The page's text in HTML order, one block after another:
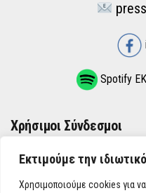
Εκτιμούμε την
Χρησιμοποιούμε cookies για
Spotify
Χρήσιμοι Σύνδεσμοι
ΌΡΟΙ ΧΡΉΣΗΣ
ΠΟΛΙΤΙΚΉ ΑΠΟΡΡΉΤΟΥ